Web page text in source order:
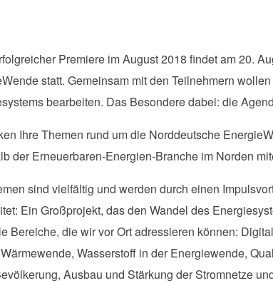
Premiere im August 2018 findet am 20.
statt. Gemeinsam mit den Teilnehmern
bearbeiten. Das Besondere dabei: die
Ihre Themen rund um die Norddeutsche
der Erneuerbaren-Energien-Branche im Norden
sind vielfältig und werden durch einen
Ein Großprojekt, das den Wandel des
Bereiche, die wir vor Ort adressieren können:
Wasserstoff in der Energiewende,
Ausbau und Stärkung der Stromnetze